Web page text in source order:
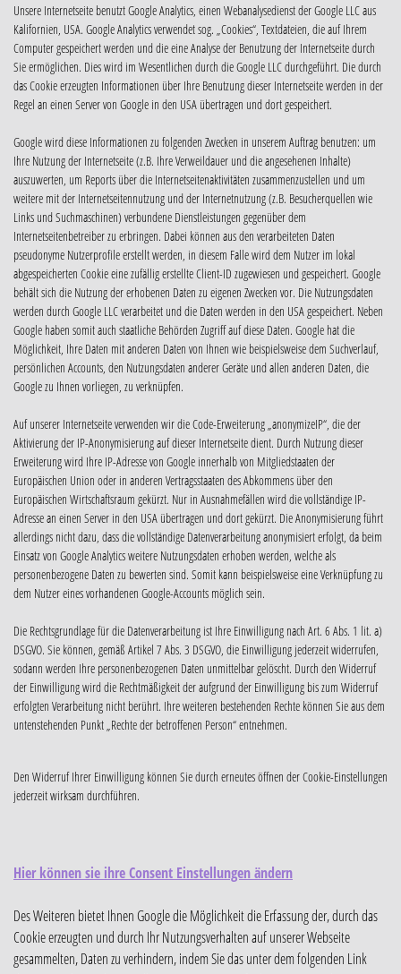
Unsere Internetseite benutzt Google Analytics, einen Webanalysedienst der Google LLC aus
Kalifornien, USA. Google Analytics verwendet sog. „Cookies“, Textdateien, die auf Ihrem
Computer gespeichert werden und die eine Analyse der Benutzung der Internetseite durch
Sie ermöglichen. Dies wird im Wesentlichen durch die Google LLC durchgeführt. Die durch
das Cookie erzeugten Informationen über Ihre Benutzung dieser Internetseite werden in der
Regel an einen Server von Google in den USA übertragen und dort gespeichert.
Google wird diese Informationen zu folgenden Zwecken in unserem Auftrag benutzen: um
Ihre Nutzung der Internetseite (z.B. Ihre Verweildauer und die angesehenen Inhalte)
auszuwerten, um Reports über die Internetseitenaktivitäten zusammenzustellen und um
weitere mit der Internetseitennutzung und der Internetnutzung (z.B. Besucherquellen wie
Links und Suchmaschinen) verbundene Dienstleistungen gegenüber dem
Internetseitenbetreiber zu erbringen. Dabei können aus den verarbeiteten Daten
pseudonyme Nutzerprofile erstellt werden, in diesem Falle wird dem Nutzer im lokal
abgespeicherten Cookie eine zufällig erstellte Client-ID zugewiesen und gespeichert. Google
behält sich die Nutzung der erhobenen Daten zu eigenen Zwecken vor. Die Nutzungsdaten
werden durch Google LLC verarbeitet und die Daten werden in den USA gespeichert. Neben
Google haben somit auch staatliche Behörden Zugriff auf diese Daten. Google hat die
Möglichkeit, Ihre Daten mit anderen Daten von Ihnen wie beispielsweise dem Suchverlauf,
persönlichen Accounts, den Nutzungsdaten anderer Geräte und allen anderen Daten, die
Google zu Ihnen vorliegen, zu verknüpfen.
Auf unserer Internetseite verwenden wir die Code-Erweiterung „anonymizeIP“, die der
Aktivierung der IP-Anonymisierung auf dieser Internetseite dient. Durch Nutzung dieser
Erweiterung wird Ihre IP-Adresse von Google innerhalb von Mitgliedstaaten der
Europäischen Union oder in anderen Vertragsstaaten des Abkommens über den
Europäischen Wirtschaftsraum gekürzt. Nur in Ausnahmefällen wird die vollständige IP-
Adresse an einen Server in den USA übertragen und dort gekürzt. Die Anonymisierung führt
allerdings nicht dazu, dass die vollständige Datenverarbeitung anonymisiert erfolgt, da beim
Einsatz von Google Analytics weitere Nutzungsdaten erhoben werden, welche als
personenbezogene Daten zu bewerten sind. Somit kann beispielsweise eine Verknüpfung zu
dem Nutzer eines vorhandenen Google-Accounts möglich sein.
Die Rechtsgrundlage für die Datenverarbeitung ist Ihre Einwilligung nach Art. 6 Abs. 1 lit. a)
DSGVO. Sie können, gemäß Artikel 7 Abs. 3 DSGVO, die Einwilligung jederzeit widerrufen,
sodann werden Ihre personenbezogenen Daten unmittelbar gelöscht. Durch den Widerruf
der Einwilligung wird die Rechtmäßigkeit der aufgrund der Einwilligung bis zum Widerruf
erfolgten Verarbeitung nicht berührt. Ihre weiteren bestehenden Rechte können Sie aus dem
untenstehenden Punkt „Rechte der betroffenen Person“ entnehmen.
Den Widerruf Ihrer Einwilligung können Sie durch erneutes öffnen der Cookie-Einstellungen
jederzeit wirksam durchführen.
Hier können sie ihre Consent Einstellungen ändern
Des Weiteren bietet Ihnen Google die Möglichkeit die Erfassung der, durch das
Cookie erzeugten und durch Ihr Nutzungsverhalten auf unserer Webseite
gesammelten, Daten zu verhindern, indem Sie das unter dem folgenden Link